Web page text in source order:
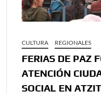
CULTURA REGIONALES
FERIAS DE PAZ
ATENCIÓN
SOCIAL EN